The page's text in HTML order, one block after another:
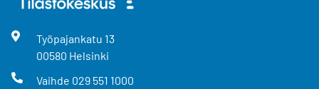
Työpajankatu 13
00580 Helsinki
Vaihde 029 551 1000